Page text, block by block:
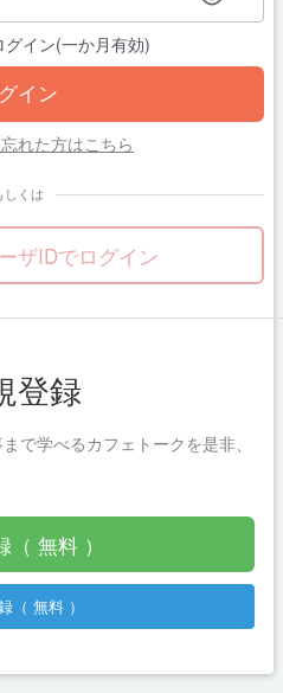
イン(一か月有効)
れた方はこちら
しくは
ザIDでログイン
登録
で学べるカフェトークを是非、
（ 無料 ）
（ 無料 ）